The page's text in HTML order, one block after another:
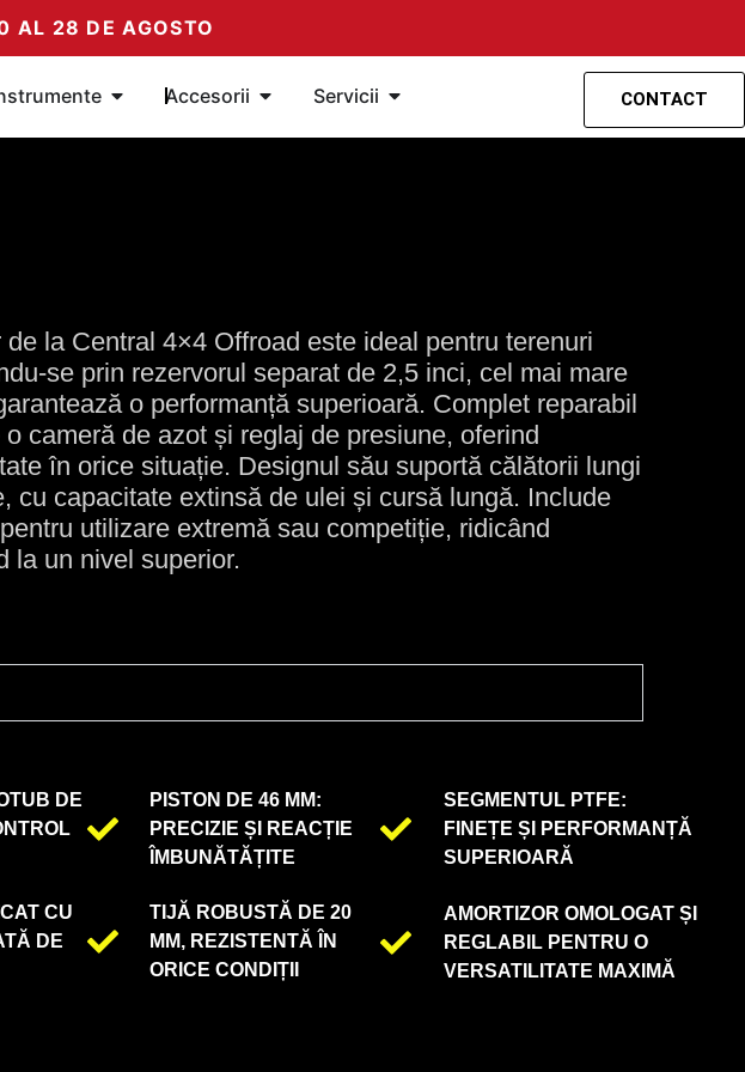
AL 28 DE AGOSTO
de suspensión
Öffne Herramientas
Accesorii Öffne Accesorios
Servicii Öffne Servicios CONTACT
la Central 4×4 Offroad este ideal pentru terenuri
se prin rezervorul separat de 2,5 inci, cel mai mare
o performanță superioară. Complet reparabil
cameră de azot și reglaj de presiune, oferind
în orice situație. Designul său suportă călătorii lungi
cu capacitate extinsă de ulei și cursă lungă. Include
utilizare extremă sau competiție, ridicând
la un nivel superior.
DE
CU
DE
PISTON DE 46 MM:
PRECIZIE ȘI REACȚIE
ÎMBUNĂTĂȚITE
TIJĂ ROBUSTĂ DE 20
MM, REZISTENTĂ ÎN
ORICE CONDIȚII
SEGMENTUL PTFE:
FINEȚE ȘI PERFORMANȚĂ
SUPERIOARĂ
AMORTIZOR OMOLOGAT ȘI
REGLABIL PENTRU O
VERSATILITATE MAXIMĂ